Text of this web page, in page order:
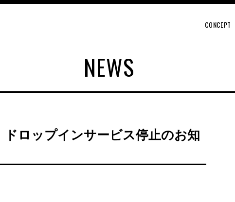
CONCEPT
NEWS
ロップインサービス停止のお知